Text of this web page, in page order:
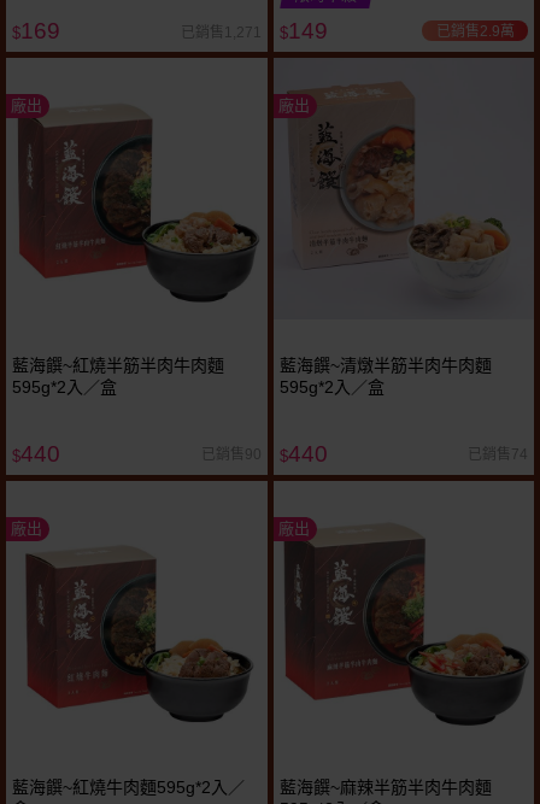
$169 已銷售1,271 $149 已銷售2.9萬
廠出
藍海饌~紅燒半筋半肉牛肉麵
595g*2入／盒
$440 已銷售90
廠出
藍海饌~清燉半筋半肉牛肉麵
595g*2入／盒
$440 已銷售74
廠出
藍海饌~紅燒牛肉麵595g*2入／
廠出
藍海饌~麻辣半筋半肉牛肉麵